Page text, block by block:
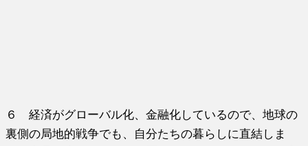
６ 経済がグローバル化、金融化しているので、地球の
裏側の局地的戦争でも、自分たちの暮らしに直結しま